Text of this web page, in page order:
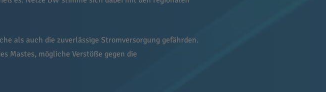
als auch die zuverlässige Stromversorgung gefährden.
Mastes, mögliche Verstöße gegen die